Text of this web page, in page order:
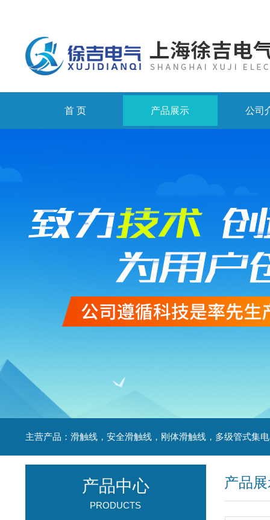
首 页 产品展示 公司
产品
产品中心
PRODUCTS